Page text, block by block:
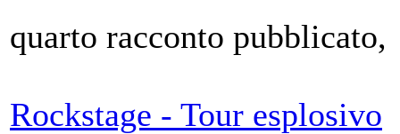
quarto racconto pubblicato,
Rockstage - Tour esplosivo